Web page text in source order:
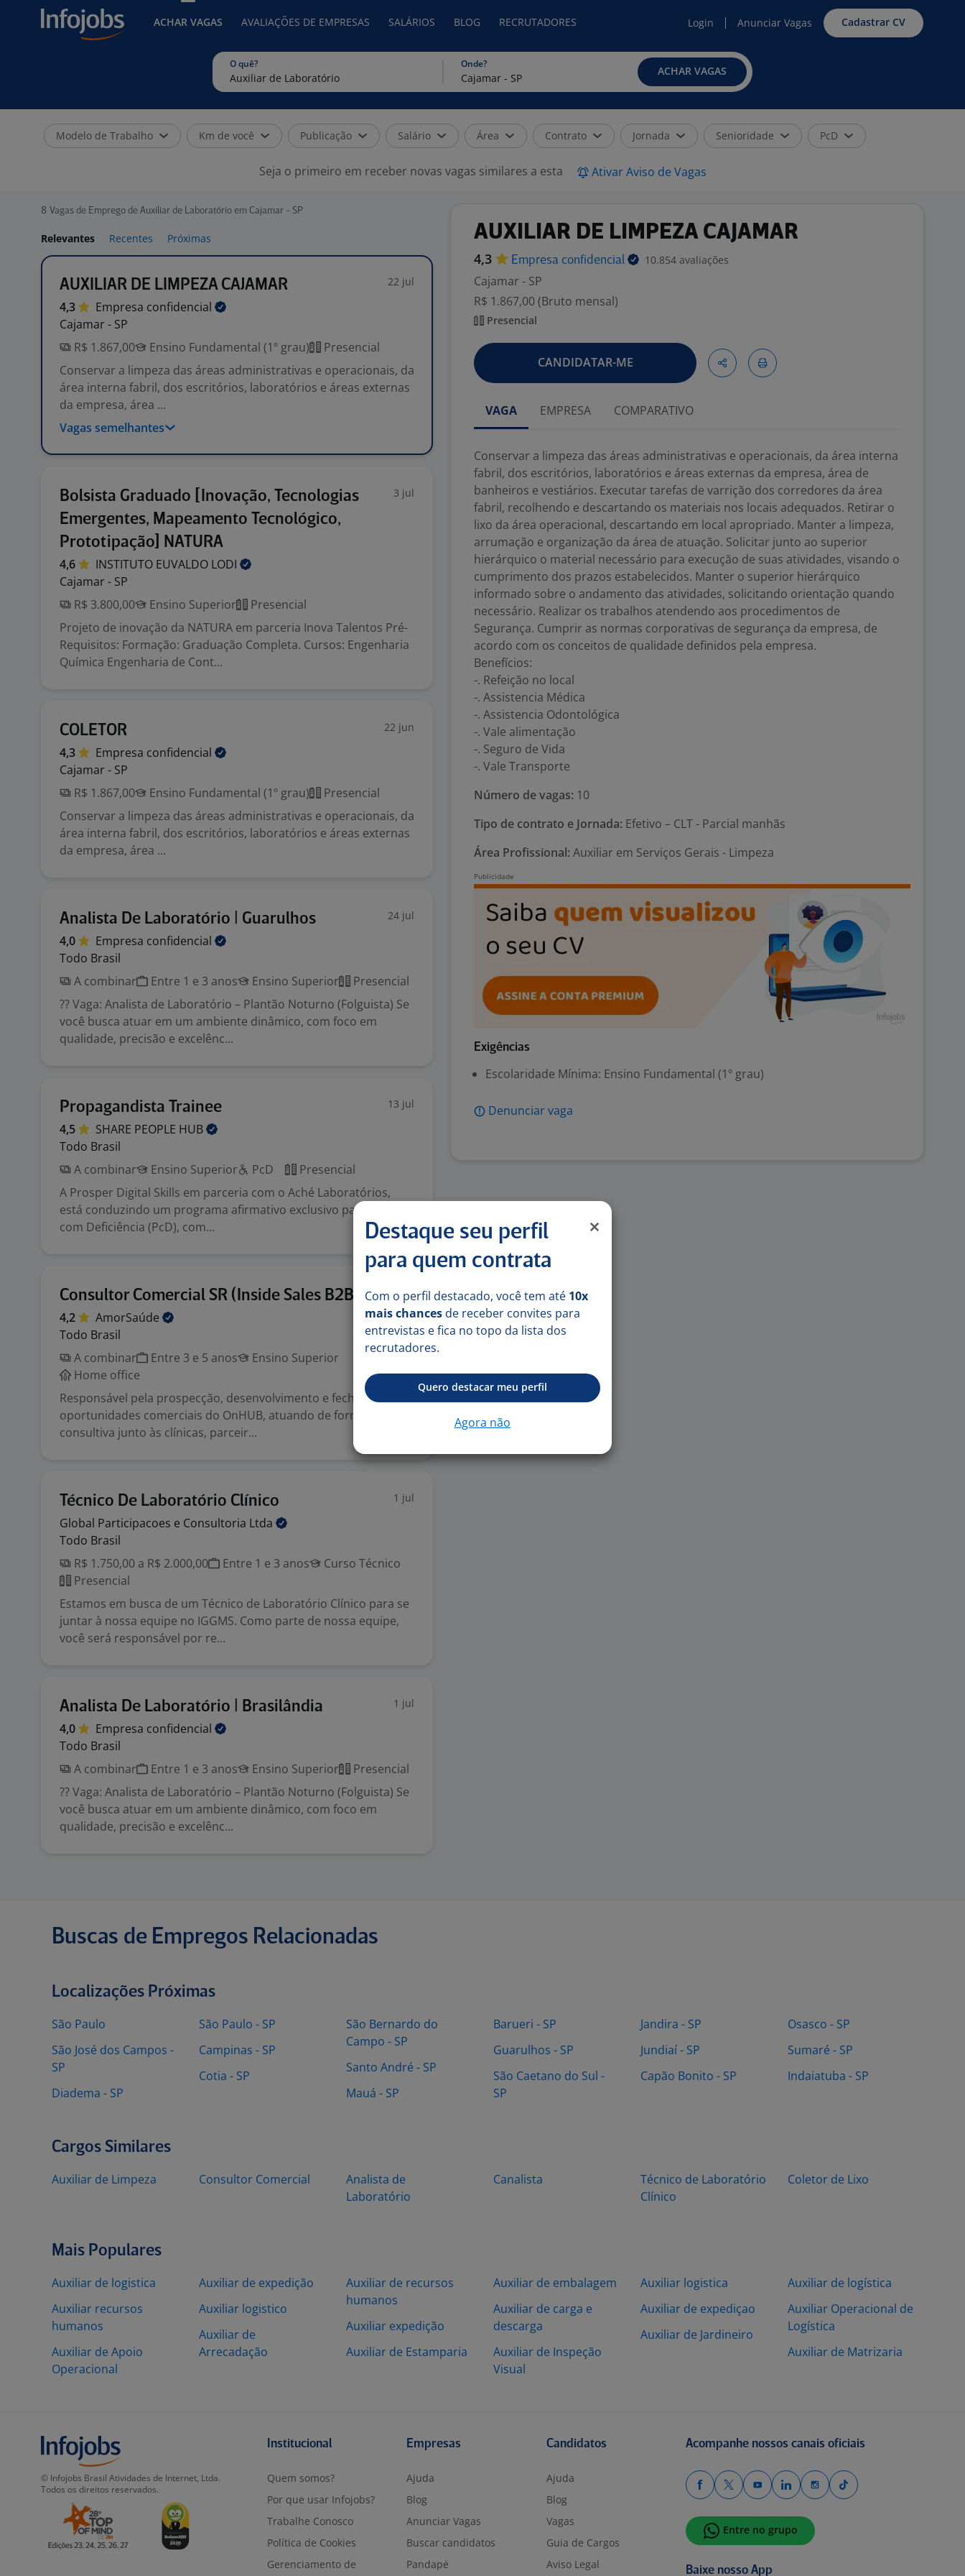
ACHAR VAGAS AVALIAÇÕES DE EMPRESAS SALÁRIOS BLOG RECRUTADORES Login Anunciar Vagas Cadastrar CV
O quê? Onde?
ACHAR VAGAS
Modelo de Trabalho Km de você Publicação Salário Área Contrato Jornada Senioridade PcD
Seja o primeiro em receber novas vagas similares a esta Ativar Aviso de Vagas
8 Vagas de Emprego de Auxiliar de Laboratório em Cajamar - SP
Relevantes Recentes Próximas
AUXILIAR DE LIMPEZA CAJAMAR 22 jul
4,3 Empresa confidencial
Cajamar - SP
R$ 1.867,00
Ensino Fundamental (1º grau)
Presencial
Conservar a limpeza das áreas administrativas e operacionais, da
área interna fabril, dos escritórios, laboratórios e áreas externas
da empresa, área ...
Vagas semelhantes
Bolsista Graduado [Inovação, Tecnologias
Emergentes, Mapeamento Tecnológico,
Prototipação] NATURA
3 jul
4,6 INSTITUTO EUVALDO LODI
Cajamar - SP
R$ 3.800,00
Ensino Superior
Presencial
Projeto de inovação da NATURA em parceria Inova Talentos Pré-
Requisitos: Formação: Graduação Completa. Cursos: Engenharia
Química Engenharia de Cont...
COLETOR 22 jun
4,3 Empresa confidencial
Cajamar - SP
R$ 1.867,00
Ensino Fundamental (1º grau)
Presencial
Conservar a limpeza das áreas administrativas e operacionais, da
área interna fabril, dos escritórios, laboratórios e áreas externas
da empresa, área ...
Analista De Laboratório | Guarulhos 24 jul
4,0 Empresa confidencial
Todo Brasil
A combinar
Entre 1 e 3 anos Ensino Superior
Presencial
?? Vaga: Analista de Laboratório – Plantão Noturno (Folguista) Se
você busca atuar em um ambiente dinâmico, com foco em
qualidade, precisão e excelênc...
Propagandista Trainee 13 jul
4,5 SHARE PEOPLE HUB
Todo Brasil
A combinar
Ensino Superior PcD
Presencial
A Prosper Digital Skills em parceria com o Aché Laboratórios,
está conduzindo um programa afirmativo exclusivo para Pessoas
com Deficiência (PcD), com...
Consultor Comercial SR (Inside Sales B2B) 14 jul
4,2
AmorSaúde
Todo Brasil
A combinar
Entre 3 e 5 anos
Ensino Superior
Home office
Responsável pela prospecção, desenvolvimento e fechamento de
oportunidades comerciais do OnHUB, atuando de forma
consultiva junto às clínicas, parceir...
Técnico De Laboratório Clínico 1 jul
Global Participacoes e Consultoria Ltda
Todo Brasil
R$ 1.750,00 a R$ 2.000,00
Entre 1 e 3 anos
Curso Técnico
Presencial
Estamos em busca de um Técnico de Laboratório Clínico para se
juntar à nossa equipe no IGGMS. Como parte de nossa equipe,
você será responsável por re...
Analista De Laboratório | Brasilândia 1 jul
4,0 Empresa confidencial
Todo Brasil
A combinar
Entre 1 e 3 anos Ensino Superior
Presencial
?? Vaga: Analista de Laboratório – Plantão Noturno (Folguista) Se
você busca atuar em um ambiente dinâmico, com foco em
qualidade, precisão e excelênc...
AUXILIAR DE LIMPEZA CAJAMAR
4,3 Empresa confidencial 10.854 avaliações
Cajamar - SP
R$ 1.867,00 (Bruto mensal)
Presencial
CANDIDATAR-ME
VAGA EMPRESA COMPARATIVO
Conservar a limpeza das áreas administrativas e operacionais, da área interna
fabril, dos escritórios, laboratórios e áreas externas da empresa, área de
banheiros e vestiários. Executar tarefas de varrição dos corredores da área
fabril, recolhendo e descartando os materiais nos locais adequados. Retirar o
lixo da área operacional, descartando em local apropriado. Manter a limpeza,
arrumação e organização da área de atuação. Solicitar junto ao superior
hierárquico o material necessário para execução de suas atividades, visando o
cumprimento dos prazos estabelecidos. Manter o superior hierárquico
informado sobre o andamento das atividades, solicitando orientação quando
necessário. Realizar os trabalhos atendendo aos procedimentos de
Segurança. Cumprir as normas corporativas de segurança da empresa, de
acordo com os conceitos de qualidade definidos pela empresa.
Benefícios:
-. Refeição no local
-. Assistencia Médica
-. Assistencia Odontológica
-. Vale alimentação
-. Seguro de Vida
-. Vale Transporte
Número de vagas: 10
Tipo de contrato e Jornada: Efetivo – CLT - Parcial manhãs
Área Profissional: Auxiliar em Serviços Gerais - Limpeza
Exigências
Escolaridade Mínima: Ensino Fundamental (1º grau)
Denunciar vaga
Buscas de Empregos Relacionadas
Localizações Próximas
São Paulo
São José dos Campos -
SP
Diadema - SP
São Paulo - SP
Campinas - SP
Cotia - SP
São Bernardo do
Campo - SP
Santo André - SP
Mauá - SP
Barueri - SP
Guarulhos - SP
São Caetano do Sul -
SP
Jandira - SP
Jundiaí - SP
Capão Bonito - SP
Osasco - SP
Sumaré - SP
Indaiatuba - SP
Cargos Similares
Auxiliar de Limpeza Consultor Comercial
Analista de
Laboratório
Canalista
Técnico de Laboratório
Clínico
Coletor de Lixo
Mais Populares
Auxiliar de logistica
Auxiliar recursos
humanos
Auxiliar de Apoio
Operacional
Auxiliar de expedição
Auxiliar logistico
Auxiliar de
Arrecadação
Auxiliar de recursos
humanos
Auxiliar expedição
Auxiliar de Estamparia
Auxiliar de embalagem
Auxiliar de carga e
descarga
Auxiliar de Inspeção
Visual
Auxiliar logistica
Auxiliar de expediçao
Auxiliar de Jardineiro
Auxiliar de logística
Auxiliar Operacional de
Logística
Auxiliar de Matrizaria
Destaque seu perfil
para quem contrata
Com o perfil destacado, você tem até 10x
mais chances de receber convites para
entrevistas e fica no topo da lista dos
recrutadores.
Quero destacar meu perfil
Agora não
© Infojobs Brasil Atividades de Internet, Ltda.
Todos os direitos reservados.
Institucional
Quem somos?
Por que usar Infojobs?
Trabalhe Conosco
Política de Cookies
Gerenciamento de
Empresas
Ajuda
Blog
Anunciar Vagas
Buscar candidatos
Pandapé
Candidatos
Ajuda
Blog
Vagas
Guia de Cargos
Aviso Legal
Acompanhe nossos canais oficiais
Entre no grupo
Baixe nosso App